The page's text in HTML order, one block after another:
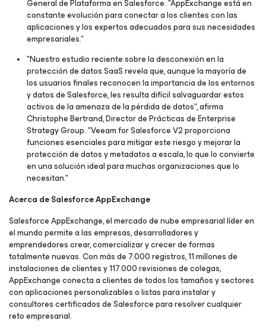
General de Plataforma en Salesforce. "AppExchange está en
constante evolución para conectar a los clientes con las
aplicaciones y los expertos adecuados para sus necesidades
empresariales."
"Nuestro estudio reciente sobre la desconexión en la
protección de datos SaaS revela que, aunque la mayoría de
los usuarios finales reconocen la importancia de los entornos
y datos de Salesforce, les resulta difícil salvaguardar estos
activos de la amenaza de la pérdida de datos", afirma
Christophe Bertrand, Director de Prácticas de Enterprise
Strategy Group. "Veeam for Salesforce V2 proporciona
funciones esenciales para mitigar este riesgo y mejorar la
protección de datos y metadatos a escala, lo que lo convierte
en una solución ideal para muchas organizaciones que lo
necesitan."
Acerca de Salesforce AppExchange
Salesforce AppExchange, el mercado de nube empresarial líder en
el mundo permite a las empresas, desarrolladores y
emprendedores crear, comercializar y crecer de formas
totalmente nuevas. Con más de 7.000 registros, 11 millones de
instalaciones de clientes y 117.000 revisiones de colegas,
AppExchange conecta a clientes de todos los tamaños y sectores
con aplicaciones personalizables o listas para instalar y
consultores certificados de Salesforce para resolver cualquier
reto empresarial.